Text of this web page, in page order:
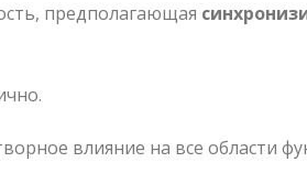
предполагающая
влияние на все области